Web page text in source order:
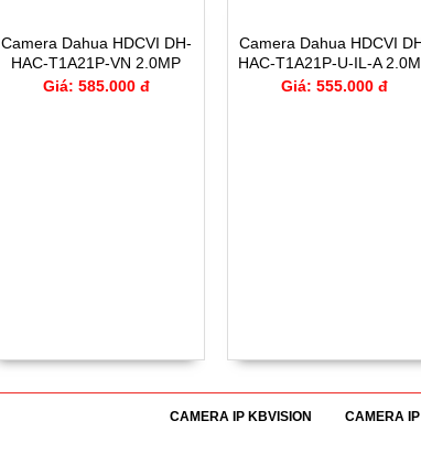
Camera Dahua HDCVI DH-
HAC-T1A21P-VN 2.0MP
Giá: 585.000 đ
Camera Dahua HDCVI
HAC-T1A21P-U-IL-A
Giá: 555.000 đ
CAMERA IP KBVISION CAMERA